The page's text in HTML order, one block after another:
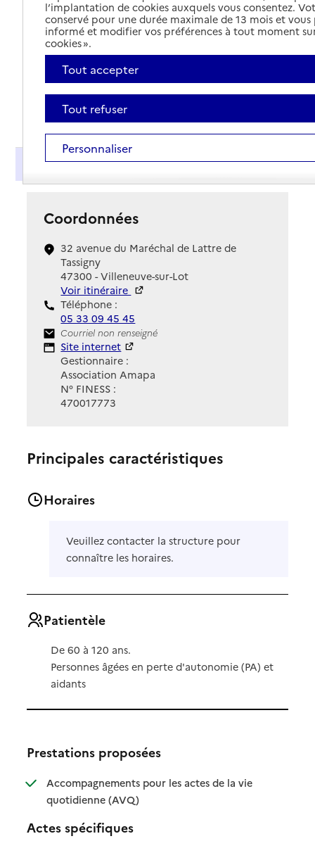
Présentation
Coordonnées
32 avenue du Maréchal de Lattre de
Tassigny
47300 - Villeneuve-sur-Lot
Voir itinéraire
Téléphone :
05 33 09 45 45
Contact
Courriel non renseigné
Site Internet
Site internet
Gestionnaire :
Association Amapa
N° FINESS :
470017773
Principales caractéristiques
Horaires
Veuillez contacter la structure pour
connaître les horaires.
Patientèle
De 60 à 120 ans.
Personnes âgées en perte d'autonomie (PA) et
aidants
Prestations proposées
Accompagnements pour les actes de la vie
quotidienne (AVQ): disponible
: non disponible
Actes spécifiques
l’implantation de cookies auxquels vous consentez.
conservé pour une durée maximale de 13 mois et
informé et modifier vos préférences à tout moment
cookies ».
Tout accepter
Tout refuser
Personnaliser